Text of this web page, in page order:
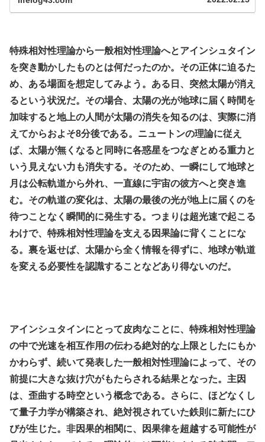
特殊相対性理論から一般相対性理論へとアインシュタイン
を突き動かしたものとは何だったのか。その正体に迫るた
め、ある場面を想定してみよう。ある日、突然太陽が消え
るという状況だ。その場合、太陽の光が地球に届く時間を
加味すると地上の人間が太陽の消失を知るのは、実際に消
えてからおよそ8分後である。ニュートンの理論に従え
ば、太陽が無くなると同時に各惑星をつなぎとめる重力と
いう見えない力も消失する。そのため、一瞬にして地球と
月は公転軌道から外れ、一直線に宇宙の彼方へと突き進
む。その軌道の変化は、太陽の最後の光が地上に届くのを
待つことなく瞬間的に発生する。つまりは超光速で起こる
わけで、特殊相対性理論を支える因果論に背くことにな
る。裏を返せば、太陽から全く情報を得ずに、地球が軌道
を変える必要性を認識することなどあり得ないのだ。
アインシュタインにとって皮肉なことに、特殊相対性理論
の中で光速を相互作用の伝わる絶対的な上限としたにもか
かわらず、続いて発表した一般相対性理論によって、その
前提に大きな抜け穴がもたらされる結果となった。主因
は、歪曲する時空という概念である。さらに、ほどなくし
て量子力学が構築され、絶対視されていた鉄則に新たにひ
びが生じた。非因果的相関に、因果律を超越する可能性が